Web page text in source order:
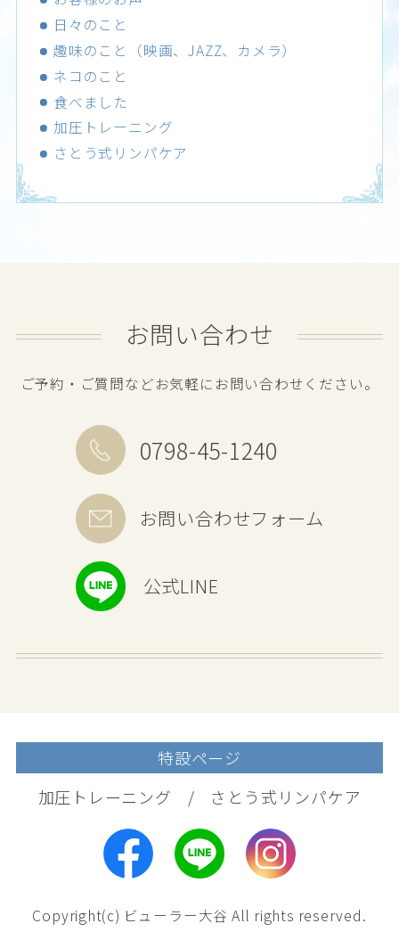
日々のこと
趣味のこと（映画、JAZZ、カメラ）
ネコのこと
食べました
加圧トレーニング
さとう式リンパケア
お問い合わせ
ご予約・ご質問などお気軽にお問い合わせください。
0798-45-1240
お問い合わせフォーム
公式LINE
特設ページ
加圧トレーニング
さとう式リンパケア
Copyright(c) ビューラー大谷 All rights reserved.